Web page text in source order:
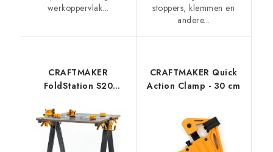
werkoppervlak...
stoppers, klemmen en
andere...
CRAFTMAKER
FoldStation S20
en Werkblad
CRAFTMAKER Quick
Action Clamp - 30 cm